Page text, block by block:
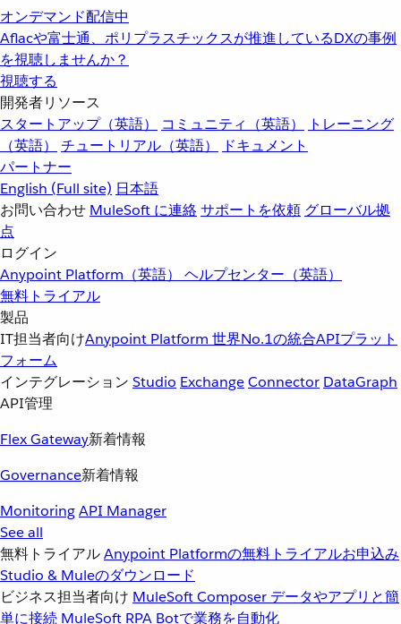
オンデマンド配信中
Aflacや富士通、ポリプラスチックスが推進しているDXの事例
を視聴しませんか？
視聴する
開発者リソース
スタートアップ（英語）
コミュニティ（英語）
トレーニング
（英語）
チュートリアル（英語）
ドキュメント
パートナー
English (Full site) 日本語
お問い合わせ MuleSoft に連絡サポートを依頼 グローバル拠
点
ログイン
Anypoint Platform（英語） ヘルプセンター（英語）
無料トライアル
製品
IT担当者向けAnypoint Platform 世界No.1の統合APIプラット
フォーム
インテグレーション Studio ExchangeConnector DataGraph
API管理
Flex Gateway新着情報
Governance新着情報
MonitoringAPI Manager
See all
無料トライアルAnypoint Platformの無料トライアルお申込み
Studio & Muleのダウンロード
ビジネス担当者向け MuleSoft Composer データやアプリと簡
単に接続 MuleSoft RPA Botで業務を自動化